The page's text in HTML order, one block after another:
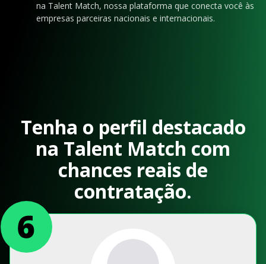
na Talent Match, nossa plataforma que conecta você às
empresas parceiras nacionais e internacionais.
Tenha o perfil destacado
na Talent Match com
chances reais de
contratação.